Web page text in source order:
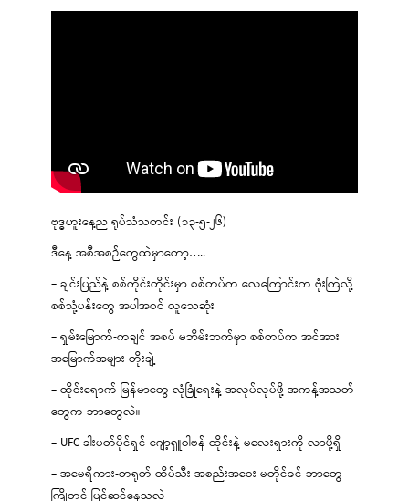
ဗုဒ္ဓဟူးနေ့ည ရုပ်သံသတင်း (၁၃-၅-၂၆)
ဒီနေ့ အစီအစဉ်တွေထဲမှာတော့…..
– ချင်းပြည်နဲ့ စစ်ကိုင်းတိုင်းမှာ စစ်တပ်က လေကြောင်းက ဗုံးကြဲလို့
စစ်သုံ့ပန်းတွေ အပါအဝင် လူသေဆုံး
– ရှမ်းမြောက်-ကချင် အစပ် မဘိမ်းဘက်မှာ စစ်တပ်က အင်အား
အမြောက်အများ တိုးချဲ့
– ထိုင်းရောက် မြန်မာတွေ လုံခြုံရေးနဲ့ အလုပ်လုပ်ဖို့ အကန့်အသတ်
တွေက ဘာတွေလဲ။
– UFC ခါးပတ်ပိုင်ရှင် ဂျော့ရှူဝါဗန် ထိုင်းနဲ့ မလေးရှားကို လာဖို့ရှိ
– အမေရိကား-တရုတ် ထိပ်သီး အစည်းအဝေး မတိုင်ခင် ဘာတွေ
ကြိုတင် ပြင်ဆင်နေသလဲ